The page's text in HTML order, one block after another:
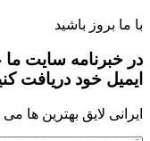
با ما بروز باشید
در خبرنامه سایت ما
ایمیل خود دریافت
ایرانی لایق بهترین ها